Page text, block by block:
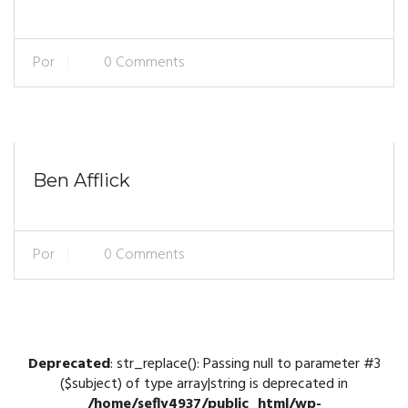
Por 0 Comments
12 De Julho De 2017
Ben Afflick
Por 0 Comments
Deprecated: str_replace(): Passing null to parameter #3
($subject) of type array|string is deprecated in